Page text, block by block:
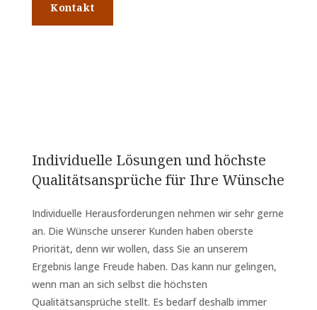
Kontakt
Individuelle Lösungen und höchste
Qualitätsansprüche für Ihre Wünsche
Individuelle Herausforderungen nehmen wir sehr gerne
an. Die Wünsche unserer Kunden haben oberste
Priorität, denn wir wollen, dass Sie an unserem
Ergebnis lange Freude haben. Das kann nur gelingen,
wenn man an sich selbst die höchsten
Qualitätsansprüche stellt. Es bedarf deshalb immer